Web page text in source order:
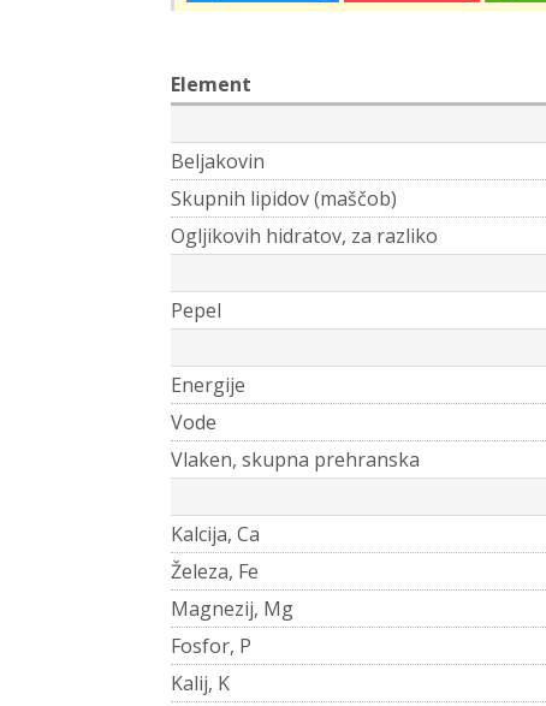
Element
Beljakovin
Skupnih lipidov (maščob)
Ogljikovih hidratov, za razliko
Pepel
Energije
Vode
Vlaken, skupna prehranska
Kalcija, Ca
Železa, Fe
Magnezij, Mg
Fosfor, P
Kalij, K